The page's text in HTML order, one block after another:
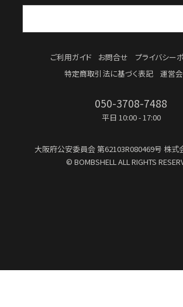
ご利用ガイド お問合せ
プライバシー
特定商取引法に基づく表記
運営
050-3708-7488
平日 10:00 - 17:00
大阪府公安委員会第62103R080469号 株式
© BOMBSHELL ALL RIGHTS